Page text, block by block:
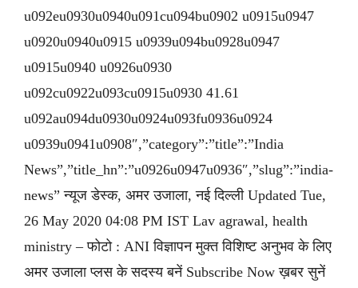
u092eu0930u0940u091cu094bu0902 u0915u0947
u0920u0940u0915 u0939u094bu0928u0947
u0915u0940 u0926u0930
u092cu0922u093cu0915u0930 41.61
u092au094du0930u0924u093fu0936u0924
u0939u0941u0908″,”category”:”title”:”India
News”,”title_hn”:”u0926u0947u0936″,”slug”:”india-
news” न्यूज डेस्क, अमर उजाला, नई दिल्ली Updated Tue,
26 May 2020 04:08 PM IST Lav agrawal, health
ministry – फोटो : ANI विज्ञापन मुक्त विशिष्ट अनुभव के लिए
अमर उजाला प्लस के सदस्य बनें Subscribe Now ख़बर सुनें